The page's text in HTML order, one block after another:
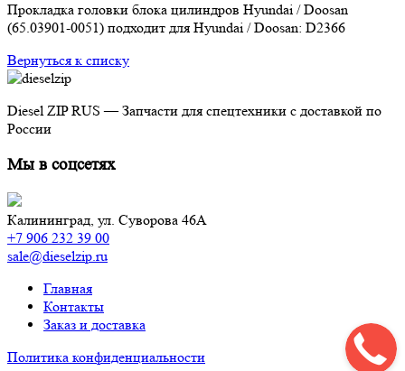
Прокладка головки блока цилиндров Hyundai / Doosan
(65.03901-0051) подходит для Hyundai / Doosan: D2366
Вернуться к списку
Diesel ZIP RUS — Запчасти для спецтехники с доставкой по
России
Мы в соцсетях
Калининград, ул. Суворова 46А
+7 906 232 39 00
sale@dieselzip.ru
Главная
Контакты
Заказ и доставка
Политика конфиденциальности